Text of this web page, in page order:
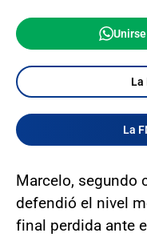
La
La
Marcelo, segundo
defendió el nivel
final perdida ante